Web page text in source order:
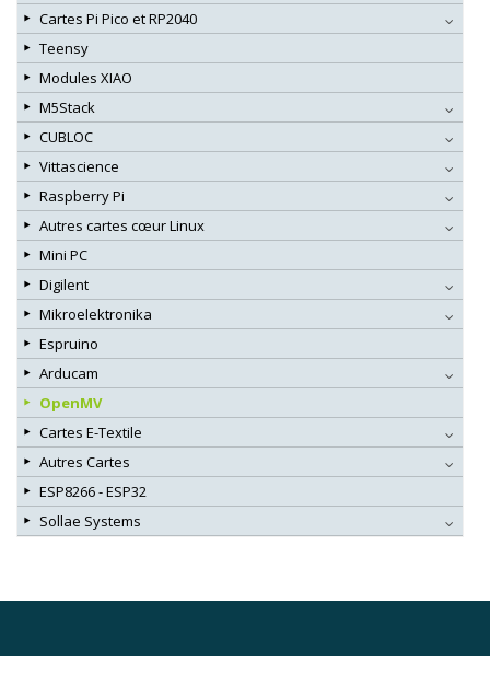
Cartes Pi Pico et RP2040
Teensy
Modules XIAO
M5Stack
CUBLOC
Vittascience
Raspberry Pi
Autres cartes cœur Linux
Mini PC
Digilent
Mikroelektronika
Espruino
Arducam
OpenMV
Cartes E-Textile
Autres Cartes
ESP8266 - ESP32
Sollae Systems